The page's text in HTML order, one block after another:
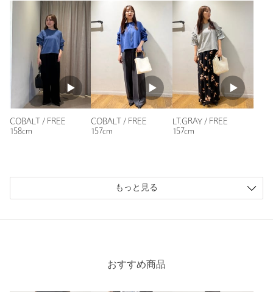
ニックネーム： みん
投稿日： 2026年7月15日
購入サイズ：FREE
｜
購入カラー：BLACK
購入商品のサイズ感：ちょうどよい
COBALT / FREE
158cm
COBALT / FREE
157cm
LT.GRAY / FREE
157cm
もっと見る
おすすめ商品